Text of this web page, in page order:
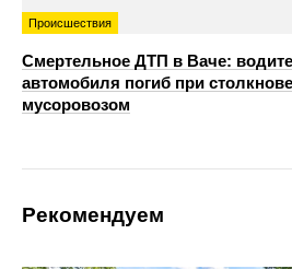
Происшествия
Смертельное ДТП в Ваче:
автомобиля погиб при
мусоровозом
Рекомендуем